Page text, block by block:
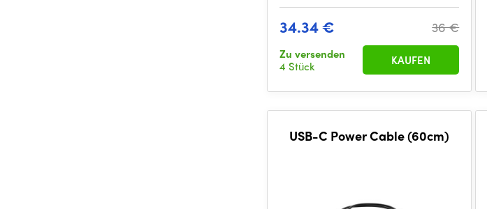
34.34 € 36 €
Zu versenden
4 Stück
KAUFEN
USB-C Power Cable (60cm)